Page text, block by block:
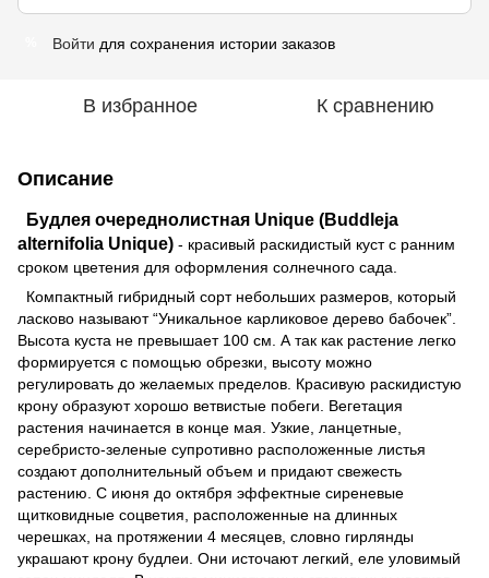
Войти для сохранения истории заказов
В избранное К сравнению
Описание
Будлея очереднолистная Unique (Buddleja
alternifolia Unique) - красивый раскидистый куст с ранним
сроком цветения для оформления солнечного сада.
Компактный гибридный сорт небольших размеров, который
ласково называют “Уникальное карликовое дерево бабочек”.
Высота куста не превышает 100 см. А так как растение легко
формируется с помощью обрезки, высоту можно
регулировать до желаемых пределов. Красивую раскидистую
крону образуют хорошо ветвистые побеги. Вегетация
растения начинается в конце мая. Узкие, ланцетные,
серебристо-зеленые супротивно расположенные листья
создают дополнительный объем и придают свежесть
растению. С июня до октября эффектные сиреневые
щитковидные соцветия, расположенные на длинных
черешках, на протяжении 4 месяцев, словно гирлянды
украшают крону будлеи. Они источают легкий, еле уловимый